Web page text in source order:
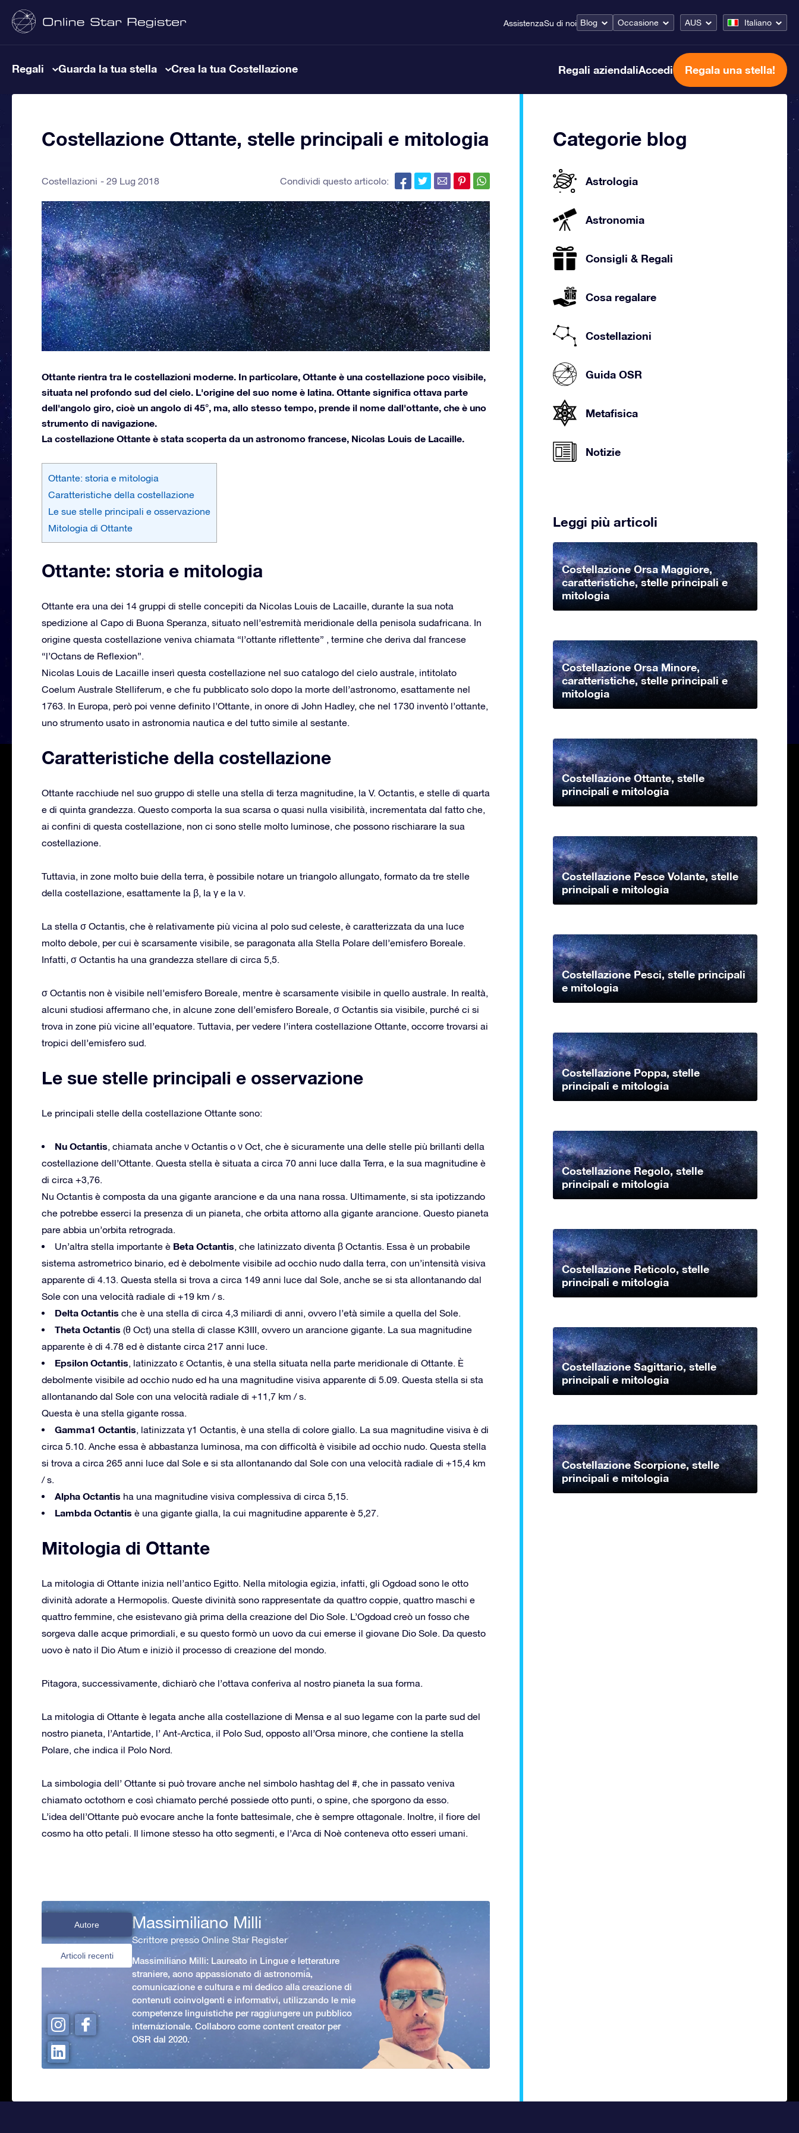
AssistenzaSu di noi Blog Occasione AUS Italiano
Regali Guarda la tua stella Crea la tua Costellazione Regali aziendaliAccedi Regala una stella!
Costellazione Ottante, stelle principali e mitologia
Costellazioni 29 Lug 2018 Condividi questo articolo:
Ottante rientra tra le costellazioni moderne. In particolare, Ottante è una costellazione poco visibile,
situata nel profondo sud del cielo. L'origine del suo nome è latina. Ottante significa ottava parte
dell'angolo giro, cioè un angolo di 45°, ma, allo stesso tempo, prende il nome dall'ottante, che è uno
strumento di navigazione.
La costellazione Ottante è stata scoperta da un astronomo francese, Nicolas Louis de Lacaille.
Ottante: storia e mitologia
Caratteristiche della costellazione
Le sue stelle principali e osservazione
Mitologia di Ottante
Ottante: storia e mitologia
Ottante era una dei 14 gruppi di stelle concepiti da Nicolas Louis de Lacaille, durante la sua nota
spedizione al Capo di Buona Speranza, situato nell’estremità meridionale della penisola sudafricana. In
origine questa costellazione veniva chiamata “l’ottante riflettente” , termine che deriva dal francese
“l’Octans de Reflexion”.
Nicolas Louis de Lacaille inserì questa costellazione nel suo catalogo del cielo australe, intitolato
Coelum Australe Stelliferum, e che fu pubblicato solo dopo la morte dell’astronomo, esattamente nel
1763. In Europa, però poi venne definito l’Ottante, in onore di John Hadley, che nel 1730 inventò l’ottante,
uno strumento usato in astronomia nautica e del tutto simile al sestante.
Caratteristiche della costellazione
Ottante racchiude nel suo gruppo di stelle una stella di terza magnitudine, la V. Octantis, e stelle di quarta
e di quinta grandezza. Questo comporta la sua scarsa o quasi nulla visibilità, incrementata dal fatto che,
ai confini di questa costellazione, non ci sono stelle molto luminose, che possono rischiarare la sua
costellazione.
Tuttavia, in zone molto buie della terra, è possibile notare un triangolo allungato, formato da tre stelle
della costellazione, esattamente la β, la γ e la ν.
La stella σ Octantis, che è relativamente più vicina al polo sud celeste, è caratterizzata da una luce
molto debole, per cui è scarsamente visibile, se paragonata alla Stella Polare dell’emisfero Boreale.
Infatti, σ Octantis ha una grandezza stellare di circa 5,5.
σ Octantis non è visibile nell’emisfero Boreale, mentre è scarsamente visibile in quello australe. In realtà,
alcuni studiosi affermano che, in alcune zone dell’emisfero Boreale, σ Octantis sia visibile, purché ci si
trova in zone più vicine all’equatore. Tuttavia, per vedere l’intera costellazione Ottante, occorre trovarsi ai
tropici dell’emisfero sud.
Le sue stelle principali e osservazione
Le principali stelle della costellazione Ottante sono:
Nu Octantis, chiamata anche ν Octantis o ν Oct, che è sicuramente una delle stelle più brillanti della
costellazione dell’Ottante. Questa stella è situata a circa 70 anni luce dalla Terra, e la sua magnitudine è
di circa +3,76.
Nu Octantis è composta da una gigante arancione e da una nana rossa. Ultimamente, si sta ipotizzando
che potrebbe esserci la presenza di un pianeta, che orbita attorno alla gigante arancione. Questo pianeta
pare abbia un’orbita retrograda.
Un’altra stella importante è Beta Octantis, che latinizzato diventa β Octantis. Essa è un probabile
sistema astrometrico binario, ed è debolmente visibile ad occhio nudo dalla terra, con un’intensità visiva
apparente di 4.13. Questa stella si trova a circa 149 anni luce dal Sole, anche se si sta allontanando dal
Sole con una velocità radiale di +19 km / s.
Delta Octantis che è una stella di circa 4,3 miliardi di anni, ovvero l’età simile a quella del Sole.
Theta Octantis (θ Oct) una stella di classe K3III, ovvero un arancione gigante. La sua magnitudine
apparente è di 4.78 ed è distante circa 217 anni luce.
Epsilon Octantis, latinizzato ε Octantis, è una stella situata nella parte meridionale di Ottante. È
debolmente visibile ad occhio nudo ed ha una magnitudine visiva apparente di 5.09. Questa stella si sta
allontanando dal Sole con una velocità radiale di +11,7 km / s.
Questa è una stella gigante rossa.
Gamma1 Octantis, latinizzata γ1 Octantis, è una stella di colore giallo. La sua magnitudine visiva è di
circa 5.10. Anche essa è abbastanza luminosa, ma con difficoltà è visibile ad occhio nudo. Questa stella
si trova a circa 265 anni luce dal Sole e si sta allontanando dal Sole con una velocità radiale di +15,4 km
/ s.
Alpha Octantis ha una magnitudine visiva complessiva di circa 5,15.
Lambda Octantis è una gigante gialla, la cui magnitudine apparente è 5,27.
Mitologia di Ottante
La mitologia di Ottante inizia nell’antico Egitto. Nella mitologia egizia, infatti, gli Ogdoad sono le otto
divinità adorate a Hermopolis. Queste divinità sono rappresentate da quattro coppie, quattro maschi e
quattro femmine, che esistevano già prima della creazione del Dio Sole. L’Ogdoad creò un fosso che
sorgeva dalle acque primordiali, e su questo formò un uovo da cui emerse il giovane Dio Sole. Da questo
uovo è nato il Dio Atum e iniziò il processo di creazione del mondo.
Pitagora, successivamente, dichiarò che l’ottava conferiva al nostro pianeta la sua forma.
La mitologia di Ottante è legata anche alla costellazione di Mensa e al suo legame con la parte sud del
nostro pianeta, l’Antartide, l’ Ant-Arctica, il Polo Sud, opposto all’Orsa minore, che contiene la stella
Polare, che indica il Polo Nord.
La simbologia dell’ Ottante si può trovare anche nel simbolo hashtag del #, che in passato veniva
chiamato octothorn e così chiamato perché possiede otto punti, o spine, che sporgono da esso.
L’idea dell’Ottante può evocare anche la fonte battesimale, che è sempre ottagonale. Inoltre, il fiore del
cosmo ha otto petali. Il limone stesso ha otto segmenti, e l’Arca di Noè conteneva otto esseri umani.
Autore
Articoli recenti
Massimiliano Milli
Scrittore presso Online Star Register
Massimiliano Milli: Laureato in Lingue e letterature
straniere, aono appassionato di astronomia,
comunicazione e cultura e mi dedico alla creazione di
contenuti coinvolgenti e informativi, utilizzando le mie
competenze linguistiche per raggiungere un pubblico
internazionale. Collaboro come content creator per
OSR dal 2020.
Categorie blog
Astrologia
Astronomia
Consigli & Regali
Cosa regalare
Costellazioni
Guida OSR
Metafisica
Notizie
Leggi più articoli
Costellazione Orsa Maggiore,
caratteristiche, stelle principali e
mitologia
Costellazione Orsa Minore,
caratteristiche, stelle principali e
mitologia
Costellazione Ottante, stelle
principali e mitologia
Costellazione Pesce Volante, stelle
principali e mitologia
Costellazione Pesci, stelle principali
e mitologia
Costellazione Poppa, stelle
principali e mitologia
Costellazione Regolo, stelle
principali e mitologia
Costellazione Reticolo, stelle
principali e mitologia
Costellazione Sagittario, stelle
principali e mitologia
Costellazione Scorpione, stelle
principali e mitologia